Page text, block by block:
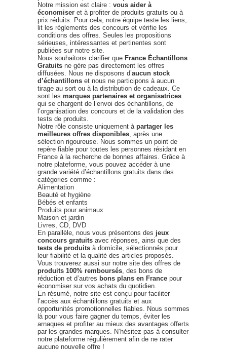
Notre mission est claire : vous aider à
économiser et à profiter de produits gratuits ou à
prix réduits. Pour cela, notre équipe teste les liens,
lit les règlements des concours et vérifie les
conditions des offres. Seules les propositions
sérieuses, intéressantes et pertinentes sont
publiées sur notre site.
Nous souhaitons clarifier que France Échantillons
Gratuits ne gère pas directement les offres
diffusées. Nous ne disposons d’aucun stock
d’échantillons et nous ne participons à aucun
tirage au sort ou à la distribution de cadeaux. Ce
sont les marques partenaires et organisatrices
qui se chargent de l’envoi des échantillons, de
l’organisation des concours et de la validation des
tests de produits.
Notre rôle consiste uniquement à partager les
meilleures offres disponibles , après une
sélection rigoureuse. Nous sommes un point de
repère fiable pour toutes les personnes résidant en
France à la recherche de bonnes affaires. Grâce à
notre plateforme, vous pouvez accéder à une
grande variété d’échantillons gratuits dans des
catégories comme :
Alimentation
Beauté et hygiène
Bébés et enfants
Produits pour animaux
Maison et jardin
Livres, CD, DVD
En parallèle, nous vous présentons des jeux
concours gratuits avec réponses, ainsi que des
tests de produits à domicile, sélectionnés pour
leur fiabilité et la qualité des articles proposés.
Vous trouverez aussi sur notre site des offres de
produits 100% remboursés , des bons de
réduction et d’autres bons plans en France pour
économiser sur vos achats du quotidien.
En résumé, notre site est conçu pour faciliter
l’accès aux échantillons gratuits et aux
opportunités promotionnelles fiables. Nous sommes
là pour vous faire gagner du temps, éviter les
arnaques et profiter au mieux des avantages offerts
par les grandes marques. N’hésitez pas à consulter
notre plateforme régulièrement afin de ne rater
aucune nouvelle offre !